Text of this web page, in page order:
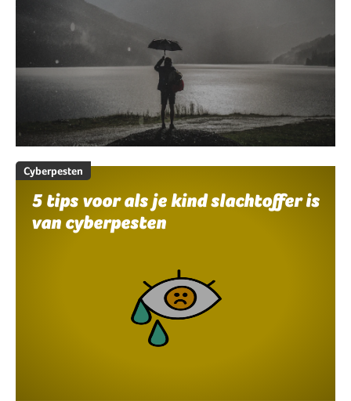
Cyberpesten
5 tips voor als je kind slachtoffer is
van cyberpesten